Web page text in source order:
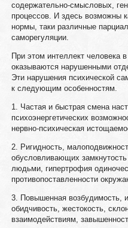
содержательно-смысловых,
процессов. И здесь возможны
нормы, таки различные
саморегуляции.
При этом интеллект человека
оказываются нарушенными
Эти нарушения психической
к следующим особенностям.
1. Частая и быстрая смена
психоэнергетических
нервно-психическая
2. Ригидность,
обусловливающих
людьми, гипертрофия
противопоставленности
3. Повышенная возбудимость,
обидчивость, жестокость,
взаимодействиям,